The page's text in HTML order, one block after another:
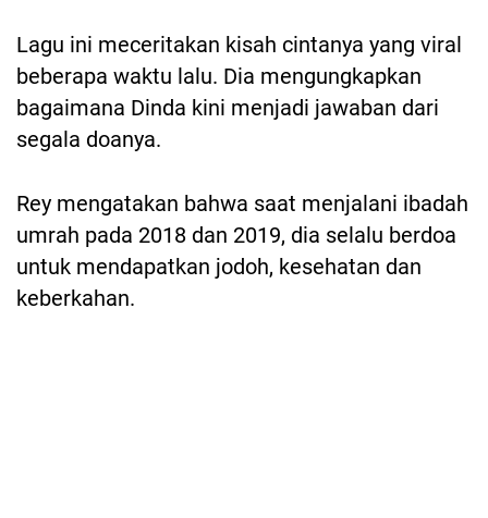
Lagu ini meceritakan kisah cintanya yang viral
beberapa waktu lalu. Dia mengungkapkan
bagaimana Dinda kini menjadi jawaban dari
segala doanya.
Rey mengatakan bahwa saat menjalani ibadah
umrah pada 2018 dan 2019, dia selalu berdoa
untuk mendapatkan jodoh, kesehatan dan
keberkahan.